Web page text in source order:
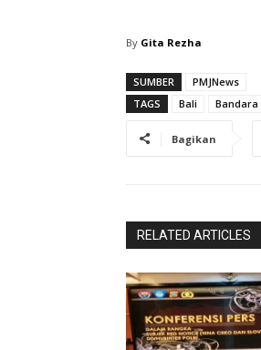
By Gita Rezha
SUMBER
PMJNews
TAGS
Bali Bandara
Bagikan
RELATED ARTICLES